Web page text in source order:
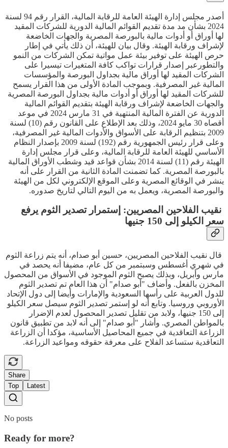
أصدر مجلس إدارة الهيئة العامة للرقابة المالية، القرار رقم 94 لسنة
2024 بشأن مد مدة تقديم القوائم المالية الدورية للشركات المقيد
لها أوراق أو أدوات مالية بالبورصة المصرية والجهات الخاضعة
لإشراف ورقابة الهيئة. وقال بيان للهيئة، أن ذلك يأتي في إطار
حرص الهيئة على توفير بيئة عمل مواتية تمكن الشركات من النمو
والتطورعبر إصدار قرارات تواكب كافة المتغيرات تيسيرا على
الشركات المقيد لها أوراق مالية بجداول البورصة والمؤسسات
المالية غير المصرفية. وبموجب المادة الأولى من هذا القرار يسمح
للشركات المقيد لها أوراق أو أدوات مالية بجداول البورصة المصرية
والجهات الخاضعة لإشراف ورقابة الهيئة بتقديم القوائم المالية
الدورية عن الفترة المالية المنتهية في 31 مارس 2024 في موعد
أقصاه 30 مايو 2024، وذلك بعد الإطلاع على القانون رقم (10) لسنة
2009 بتنظيم الرقابة على الأسواق والأدوات المالية غير المصرفية،
وعلى قرار رئيس الجمهورية رقم (192) لسنة 2009 بإصدار النظام
الأساسي للهيئة العامة للرقابة المالية، وعلى قرار مجلس إدارة
الهيئة رقم (11) لسنة 2014 بشأن قواعد قيد وشطب الأوراق المالية
بالبورصة المصرية. كما تضمنت المادة الثانية من القرار على أنه
ينشر في الوقائع المصرية وعلى الموقع الإلكتروني لكل من الهيئة
والبورصة المصرية، ويعمل به من اليوم التالي لتاريخ صدوره.
نقيب الفلاحين المصريين: إستمرار تصدير الثوم يرفع
سعر الكيلو إلى 150 جنيها
قال نقيب الفلاحين المصريين، حسين أبو صدام، أنه يتم زراعة الثوم
في شهري أغسطس وسبتمبر من كل عام، مضيفا أنه يحصد في
مارس وأبريل، وبذلك يصبح الثوم الموجود في الأسواق من المحصول
المخزن بالفعل. وأضاف "أبو صدام" أن هذا العام تم تصدير الثوم
للدول العربية على رأسها السعودية والإمارات وأيضا إلى دول الإتحاد
الأوروبي وروسيا. وتابع أنه لو إستمر تصدير الثوم سيصل سعر الكيلو
إلى 150 جنيها، ولابد من تقليل تصدير المحصول لعدم الإضرار
بالمواطن المصري. وأشار "أبو صدام" إلى أنه لابد من تطبيق قانون
الزراعة التعاقدية في جميع المحاصيل الأساسية، مؤكدا أن الزراعة
التعاقدية ستساعد الفلاح على معرفة حقوقه ومواعيد الزراعة.
Share
Top
Latest
No posts
Ready for more?